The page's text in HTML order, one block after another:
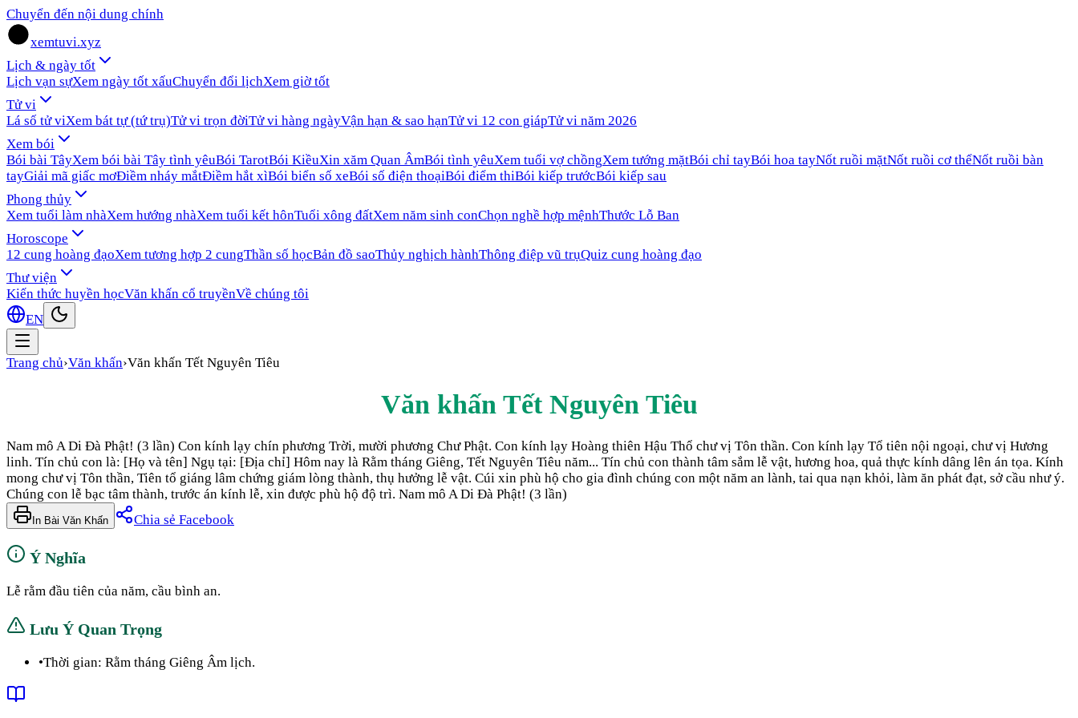
Chuyển đến nội dung chính
xemtuvi.xyz
Lịch & ngày tốt
Lịch vạn sựXem ngày tốt xấuChuyển đổi lịchXem giờ tốt
Tử vi
Lá số tử viXem bát tự (tứ trụ)Tử vi trọn đờiTử vi hàng ngàyVận hạn & sao hạnTử vi 12 con giápTử vi năm 2026
Xem bói
Bói bài TâyXem bói bài Tây tình yêuBói TarotBói KiềuXin xăm Quan ÂmBói tình yêuXem tuổi vợ chồngXem tướng mặtBói chỉ tayBói hoa tayNốt ruồi mặtNốt ruồi cơ thểNốt ruồi bàn
tayGiải mã giấc mơĐiềm nháy mắtĐiềm hắt xìBói biển số xeBói số điện thoạiBói điểm thiBói kiếp trướcBói kiếp sau
Phong thủy
Xem tuổi làm nhàXem hướng nhàXem tuổi kết hônTuổi xông đấtXem năm sinh conChọn nghề hợp mệnhThước Lỗ Ban
Horoscope
12 cung hoàng đạoXem tương hợp 2 cungThần số họcBản đồ saoThủy nghịch hànhThông điệp vũ trụQuiz cung hoàng đạo
Thư viện
Kiến thức huyền họcVăn khấn cổ truyềnVề chúng tôi
EN
Trang chủ›Văn khấn›Văn khấn Tết Nguyên Tiêu
Văn khấn Tết Nguyên Tiêu
Nam mô A Di Đà Phật! (3 lần) Con kính lạy chín phương Trời, mười phương Chư Phật. Con kính lạy Hoàng thiên Hậu Thổ chư vị Tôn thần. Con kính lạy Tổ tiên nội ngoại, chư vị Hương
linh. Tín chủ con là: [Họ và tên] Ngụ tại: [Địa chỉ] Hôm nay là Rằm tháng Giêng, Tết Nguyên Tiêu năm... Tín chủ con thành tâm sắm lễ vật, hương hoa, quả thực kính dâng lên án tọa. Kính
mong chư vị Tôn thần, Tiên tổ giáng lâm chứng giám lòng thành, thụ hưởng lễ vật. Cúi xin phù hộ cho gia đình chúng con một năm an lành, tai qua nạn khỏi, làm ăn phát đạt, sở cầu như ý.
Chúng con lễ bạc tâm thành, trước án kính lễ, xin được phù hộ độ trì. Nam mô A Di Đà Phật! (3 lần)
In Bài Văn Khấn Chia sẻ Facebook
Ý Nghĩa
Lễ rằm đầu tiên của năm, cầu bình an.
Lưu Ý Quan Trọng
•Thời gian: Rằm tháng Giêng Âm lịch.